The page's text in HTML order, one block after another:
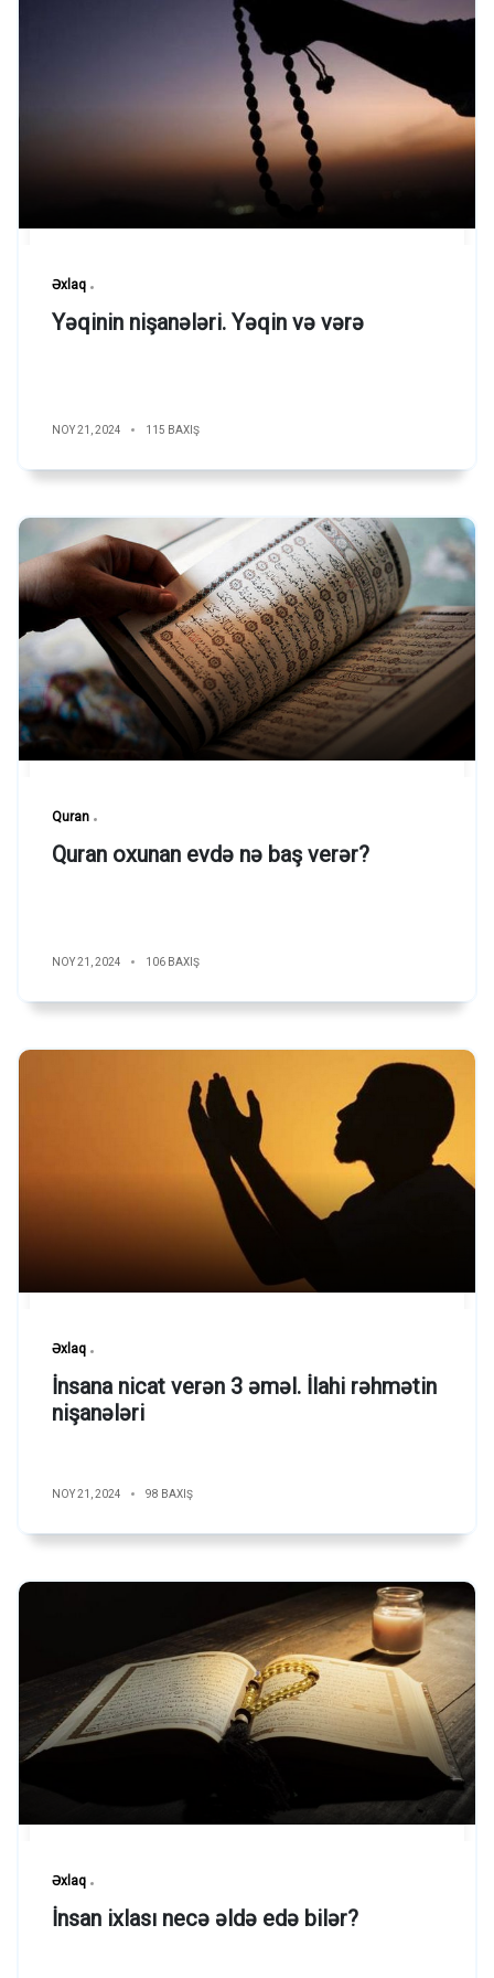
Əxlaq
Yəqinin nişanələri. Yəqin və vərə
NOY 21, 2024 115 BAXIŞ
Quran
Quran oxunan evdə nə baş verər?
NOY 21, 2024 106 BAXIŞ
Əxlaq
İnsana nicat verən 3 əməl. İlahi rəhmətin
nişanələri
NOY 21, 2024 98 BAXIŞ
Əxlaq
İnsan ixlası necə əldə edə bilər?